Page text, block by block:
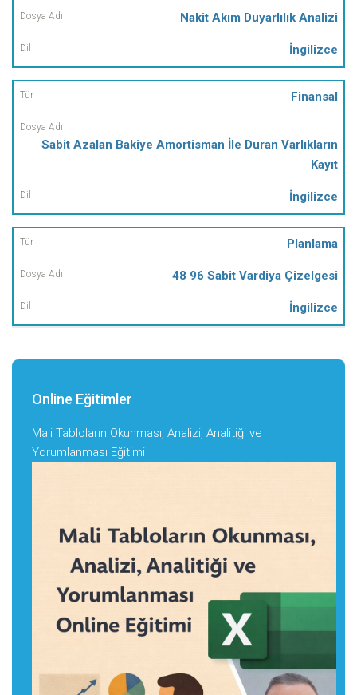
Nakit Akım Duyarlılık Analizi
İngilizce
Finansal
Sabit Azalan Bakiye Amortisman İle Duran Varlıkların
Kayıt
İngilizce
Planlama
48 96 Sabit Vardiya Çizelgesi
İngilizce
Online Eğitimler
Mali Tabloların Okunması, Analizi, Analitiği ve
Yorumlanması Eğitimi